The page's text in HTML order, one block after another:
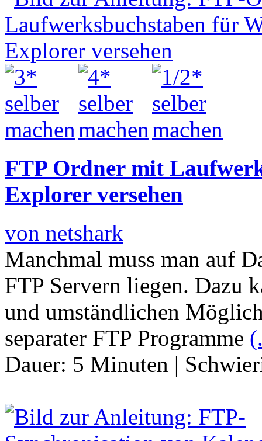
FTP Ordner mit
Explorer versehen
von netshark
Manchmal muss man auf
FTP Servern liegen. Dazu
und umständlichen
separater FTP Programme
Dauer: 5 Minuten |